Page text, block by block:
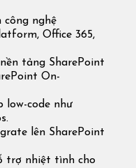
nghệ
Office 365,
tảng SharePoint
On-
low-code như
lên SharePoint
trợ nhiệt tình cho